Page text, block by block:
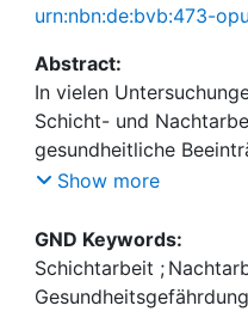
urn:nbn:de:bvb:473-
Abstract:
In vielen
Schicht- und
gesundheitliche
Regelfall lassen solche
Tätigkeitsmerkmale
BIBB/BAuA-
vorliegenden Aufsatz
Show more
GND Keywords:
Schichtarbeit ;
Gesundheitsgefährdung